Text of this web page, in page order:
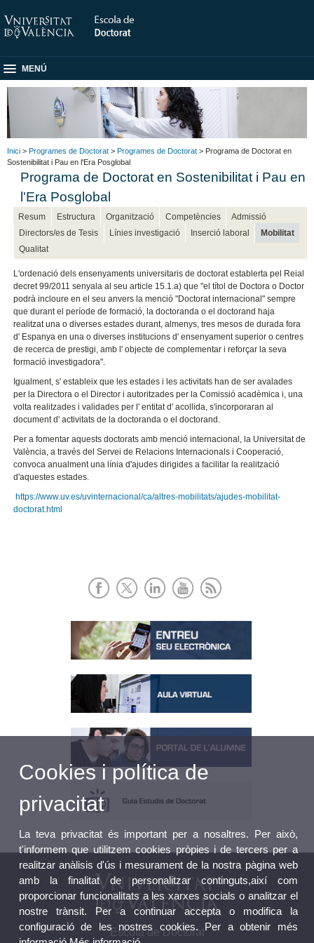
MENÚ
Inici > Programes de Doctorat > Programes de Doctorat > Programa de Doctorat en
Sostenibilitat i Pau en l'Era Posglobal
Programa de Doctorat en Sostenibilitat i Pau en
l'Era Posglobal
Resum Estructura Organització Competències
Admissió
Directors/es de Tesis
Línies investigació Inserció laboral
Mobilitat
Qualitat
L'ordenació dels ensenyaments universitaris de doctorat establerta pel Reial
decret 99/2011 senyala al seu article 15.1.a) que "el títol de Doctora o Doctor
podrà incloure en el seu anvers la menció "Doctorat internacional" sempre
que durant el període de formació, la doctoranda o el doctorand haja
realitzat una o diverses estades durant, almenys, tres mesos de durada fora
d' Espanya en una o diverses institucions d' ensenyament superior o centres
de recerca de prestigi, amb l' objecte de complementar i reforçar la seva
formació investigadora".
Igualment, s' estableix que les estades i les activitats han de ser avalades
per la Directora o el Director i autoritzades per la Comissió acadèmica i, una
volta realitzades i validades per l' entitat d' acollida, s'incorporaran al
document d' activitats de la doctoranda o el doctorand.
Per a fomentar aquests doctorats amb menció internacional, la Universitat de
València, a través del Servei de Relacions Internacionals i Cooperació,
convoca anualment una línia d'ajudes dirigides a facilitar la realització
d'aquestes estades.
https://www.uv.es/uvinternacional/ca/altres-mobilitats/ajudes-mobilitat-
doctorat.html
Escola de Doctorat
Cookies i política de
privacitat
La teva privacitat és important per a nosaltres. Per això,
t'informem que utilitzem cookies pròpies i de tercers per a
realitzar anàlisis d'ús i mesurament de la nostra pàgina web
amb la finalitat de personalitzar continguts,així com
proporcionar funcionalitats a les xarxes socials o analitzar el
nostre trànsit. Per a continuar accepta o modifica la
configuració de les nostres cookies. Per a obtenir més